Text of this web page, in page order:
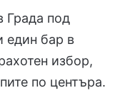
Града под
един бар в
избор,
по центъра.